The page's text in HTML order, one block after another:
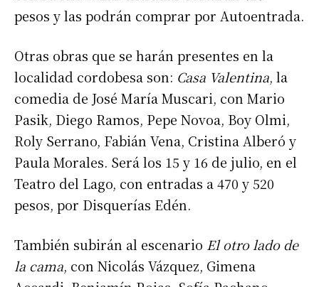
pesos y las podrán comprar por Autoentrada.
Otras obras que se harán presentes en la
localidad cordobesa son: Casa Valentina, la
comedia de José María Muscari, con Mario
Pasik, Diego Ramos, Pepe Novoa, Boy Olmi,
Roly Serrano, Fabián Vena, Cristina Alberó y
Paula Morales. Será los 15 y 16 de julio, en el
Teatro del Lago, con entradas a 470 y 520
pesos, por Disquerías Edén.
También subirán al escenario El otro lado de
la cama, con Nicolás Vázquez, Gimena